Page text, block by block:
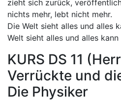
zieht sich zurück,
nichts mehr, lebt nicht mehr.
Die Welt sieht alles und alles
Welt sieht alles und alles
KURS DS 11
Verrückte und
Die Physiker